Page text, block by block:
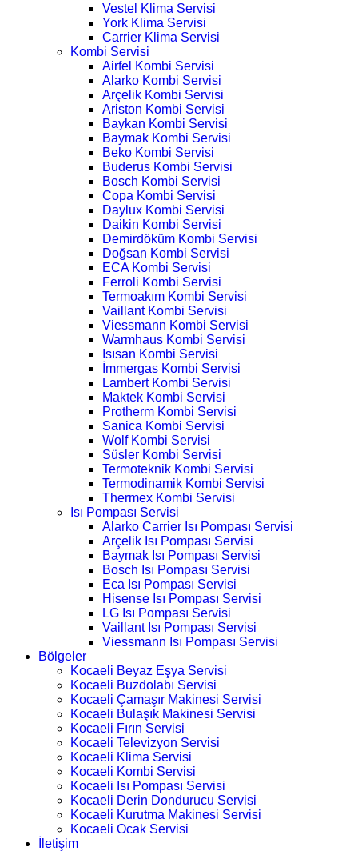
Vestel Klima Servisi
York Klima Servisi
Carrier Klima Servisi
Kombi Servisi
Airfel Kombi Servisi
Alarko Kombi Servisi
Arçelik Kombi Servisi
Ariston Kombi Servisi
Baykan Kombi Servisi
Baymak Kombi Servisi
Beko Kombi Servisi
Buderus Kombi Servisi
Bosch Kombi Servisi
Copa Kombi Servisi
Daylux Kombi Servisi
Daikin Kombi Servisi
Demirdöküm Kombi Servisi
Doğsan Kombi Servisi
ECA Kombi Servisi
Ferroli Kombi Servisi
Termoakım Kombi Servisi
Vaillant Kombi Servisi
Viessmann Kombi Servisi
Warmhaus Kombi Servisi
Isısan Kombi Servisi
İmmergas Kombi Servisi
Lambert Kombi Servisi
Maktek Kombi Servisi
Protherm Kombi Servisi
Sanica Kombi Servisi
Wolf Kombi Servisi
Süsler Kombi Servisi
Termoteknik Kombi Servisi
Termodinamik Kombi Servisi
Thermex Kombi Servisi
Isı Pompası Servisi
Alarko Carrier Isı Pompası Servisi
Arçelik Isı Pompası Servisi
Baymak Isı Pompası Servisi
Bosch Isı Pompası Servisi
Eca Isı Pompası Servisi
Hisense Isı Pompası Servisi
LG Isı Pompası Servisi
Vaillant Isı Pompası Servisi
Viessmann Isı Pompası Servisi
Bölgeler
Kocaeli Beyaz Eşya Servisi
Kocaeli Buzdolabı Servisi
Kocaeli Çamaşır Makinesi Servisi
Kocaeli Bulaşık Makinesi Servisi
Kocaeli Fırın Servisi
Kocaeli Televizyon Servisi
Kocaeli Klima Servisi
Kocaeli Kombi Servisi
Kocaeli Isı Pompası Servisi
Kocaeli Derin Dondurucu Servisi
Kocaeli Kurutma Makinesi Servisi
Kocaeli Ocak Servisi
İletişim